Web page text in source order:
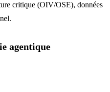
critique (OIV/OSE), données
agentique